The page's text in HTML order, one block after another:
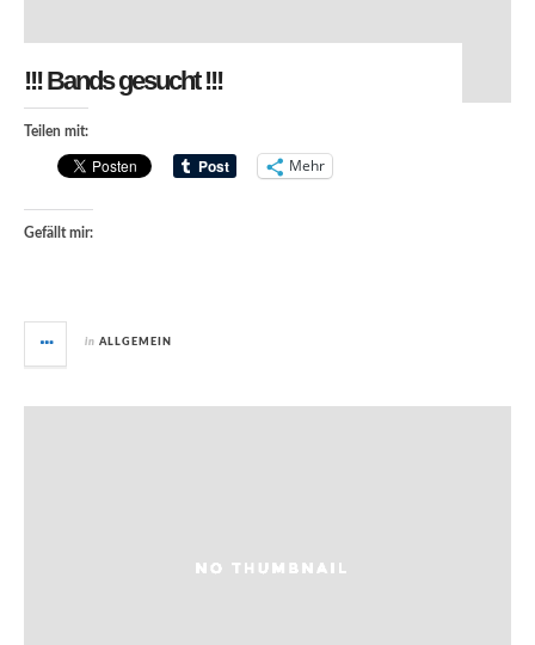
!!! Bands gesucht !!!
Teilen mit:
Mehr
Gefällt mir:
in ALLGEMEIN